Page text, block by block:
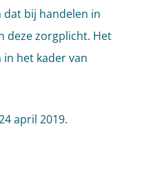
bij handelen in
deze zorgplicht. Het
het kader van
april 2019.